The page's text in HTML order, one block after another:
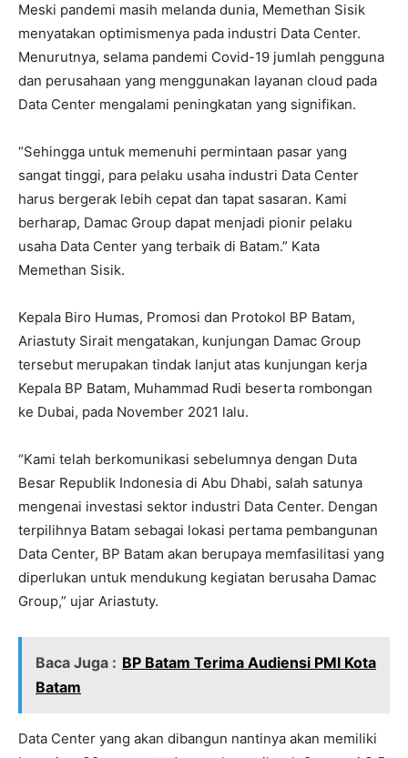
Meski pandemi masih melanda dunia, Memethan Sisik
menyatakan optimismenya pada industri Data Center.
Menurutnya, selama pandemi Covid-19 jumlah pengguna
dan perusahaan yang menggunakan layanan cloud pada
Data Center mengalami peningkatan yang signifikan.
“Sehingga untuk memenuhi permintaan pasar yang
sangat tinggi, para pelaku usaha industri Data Center
harus bergerak lebih cepat dan tapat sasaran. Kami
berharap, Damac Group dapat menjadi pionir pelaku
usaha Data Center yang terbaik di Batam.” Kata
Memethan Sisik.
Kepala Biro Humas, Promosi dan Protokol BP Batam,
Ariastuty Sirait mengatakan, kunjungan Damac Group
tersebut merupakan tindak lanjut atas kunjungan kerja
Kepala BP Batam, Muhammad Rudi beserta rombongan
ke Dubai, pada November 2021 lalu.
“Kami telah berkomunikasi sebelumnya dengan Duta
Besar Republik Indonesia di Abu Dhabi, salah satunya
mengenai investasi sektor industri Data Center. Dengan
terpilihnya Batam sebagai lokasi pertama pembangunan
Data Center, BP Batam akan berupaya memfasilitasi yang
diperlukan untuk mendukung kegiatan berusaha Damac
Group,” ujar Ariastuty.
Baca Juga : BP Batam Terima Audiensi PMI Kota
Batam
Data Center yang akan dibangun nantinya akan memiliki